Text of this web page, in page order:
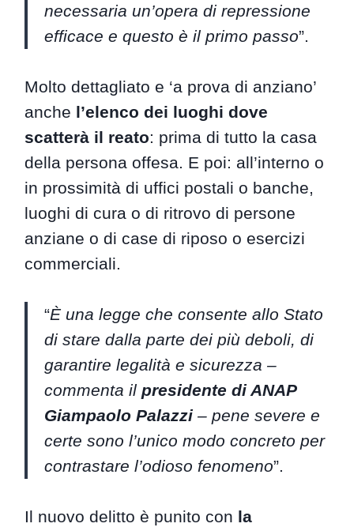
necessaria un’opera di repressione
efficace e questo è il primo passo”.
Molto dettagliato e ‘a prova di anziano’
anche l’elenco dei luoghi dove
scatterà il reato: prima di tutto la casa
della persona offesa. E poi: all’interno o
in prossimità di uffici postali o banche,
luoghi di cura o di ritrovo di persone
anziane o di case di riposo o esercizi
commerciali.
“È una legge che consente allo Stato
di stare dalla parte dei più deboli, di
garantire legalità e sicurezza –
commenta ilpresidente di ANAP
Giampaolo Palazzi – pene severe e
certe sono l’unico modo concreto per
contrastare l’odioso fenomeno”.
Il nuovo delitto è punito con la